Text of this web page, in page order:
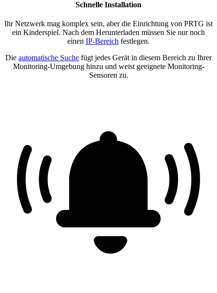
Schnelle Installation
Ihr Netzwerk mag komplex sein, aber die Einrichtung von PRTG ist
ein Kinderspiel. Nach dem Herunterladen müssen Sie nur noch
einen IP-Bereich festlegen.
Die automatische Suche fügt jedes Gerät in diesem Bereich zu Ihrer
Monitoring-Umgebung hinzu und weist geeignete Monitoring-
Sensoren zu.